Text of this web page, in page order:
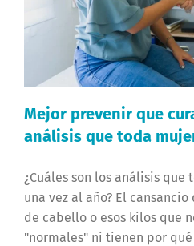
Mejor prevenir que
análisis que toda
¿Cuáles son los análisis
una vez al año? El
de cabello o esos kilos que
"normales" ni tienen por